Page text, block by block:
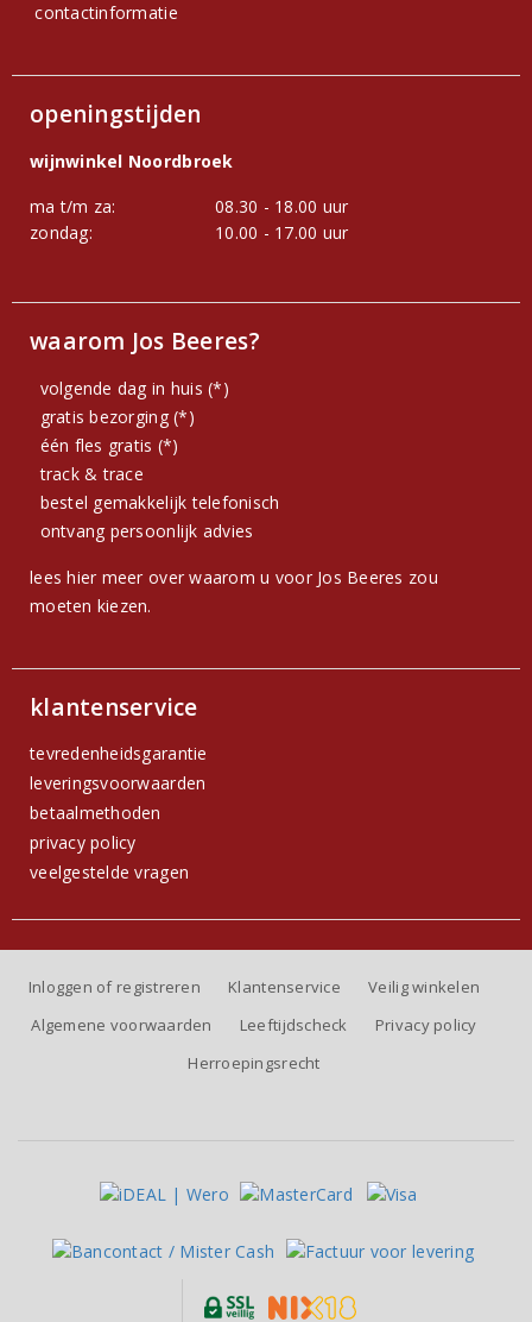
contactinformatie
openingstijden
wijnwinkel Noordbroek
ma t/m za:
08.30 - 18.00 uur
zondag:
10.00 - 17.00 uur
waarom Jos Beeres?
volgende dag in huis (*)
gratis bezorging (*)
één fles gratis (*)
track & trace
bestel gemakkelijk telefonisch
ontvang persoonlijk advies
lees hier meer over waarom u voor Jos Beeres zou
moeten kiezen.
klantenservice
tevredenheidsgarantie
leveringsvoorwaarden
betaalmethoden
privacy policy
veelgestelde vragen
Inloggen of registreren Klantenservice
Veilig winkelen
Algemene voorwaarden
Leeftijdscheck
Privacy policy
Herroepingsrecht